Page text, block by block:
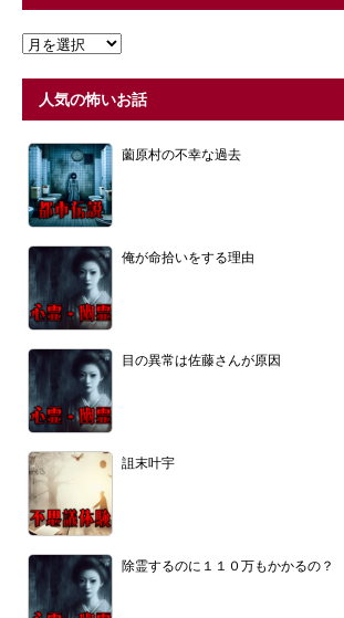
人気の怖いお話
薗原村の不幸な過去
俺が命拾いをする理由
目の異常は佐藤さんが原因
詛末叶宇
除霊するのに１１０万もかかるの？